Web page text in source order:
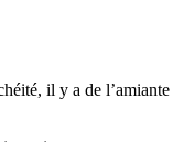
il y a de l’amiante